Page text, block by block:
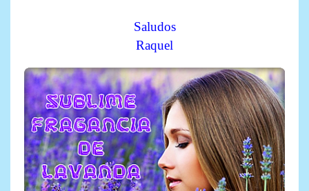
Saludos
Raquel